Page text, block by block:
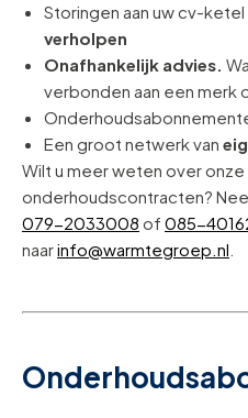
Storingen aan uw cv-ketel
verholpen
Onafhankelijk advies.
verbonden aan een merk
Een groot netwerk van
Wilt u meer weten over
onderhoudscontracten?
079-2033008 of 085-
naarinfo@warmtegroep.nl